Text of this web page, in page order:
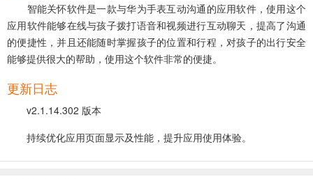
智能关怀软件是一款与华为手表互动沟通的应用软件，使用这个
应用软件能够在线与孩子拨打语音和视频进行互动聊天，提高了沟通
的便捷性，并且还能随时掌握孩子的位置和行程，对孩子的出行安全
能够提供很大的帮助，使用这个软件非常的便捷。
更新日志
v2.1.14.302 版本
持续优化应用页面显示及性能，提升应用使用体验。